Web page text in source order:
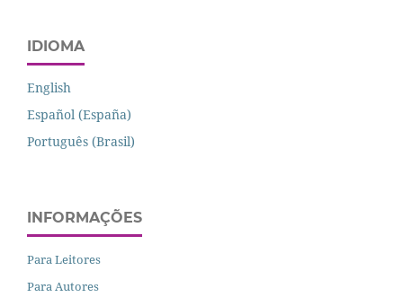
IDIOMA
English
Español (España)
Português (Brasil)
INFORMAÇÕES
Para Leitores
Para Autores